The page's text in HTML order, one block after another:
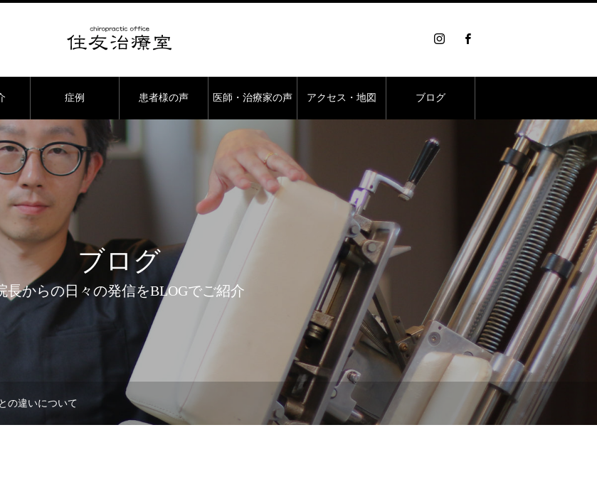
症例 患者様の声 医師・治療家の声 アクセス・地図 ブログ
ブログ
長からの日々の発信をBLOGでご紹介
の違いについて